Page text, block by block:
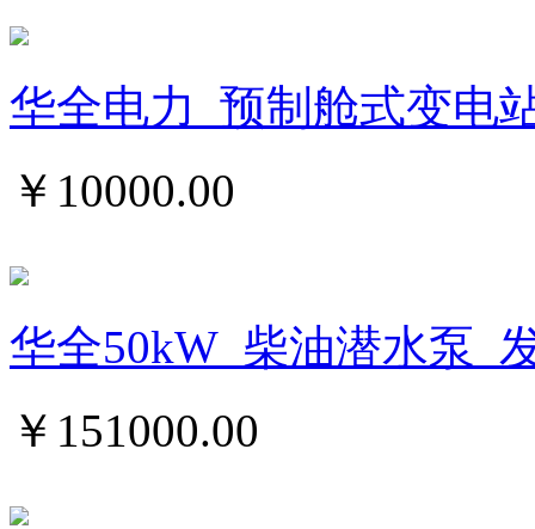
华全电力_预制舱式变电
￥ 10000.00
华全50kW_柴油潜水泵_
￥ 151000.00